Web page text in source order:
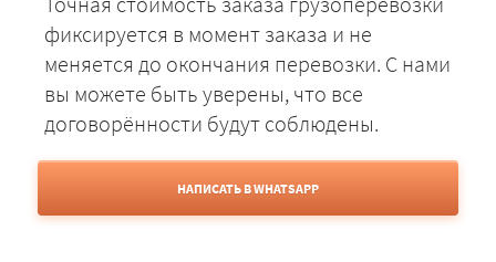
фиксируется в момент заказа и не
меняется до окончания перевозки. С нами
вы можете быть уверены, что все
договорённости будут соблюдены.
НАПИСАТЬ В WHATSAPP